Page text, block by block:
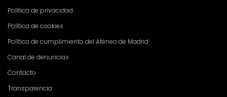
Política de privacidad
Política de cookies
Política de cumplimiento del Ateneo de Madrid
Canal de denuncias
Contacto
Transparencia